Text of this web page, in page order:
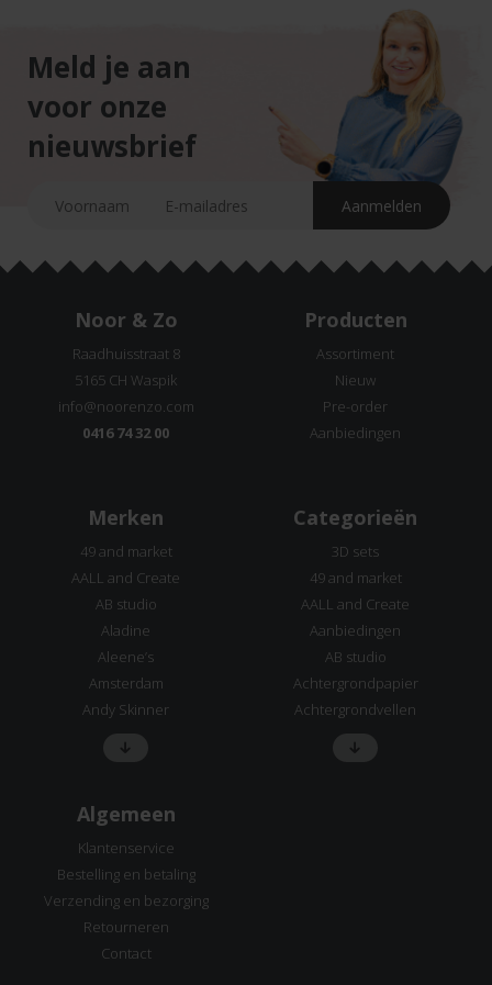
Meld je aan
voor onze
nieuwsbrief
Noor & Zo
Raadhuisstraat 8
5165 CH Waspik
info@noorenzo.com
0416 74 32 00
Producten
Assortiment
Nieuw
Pre-order
Aanbiedingen
Merken
49 and market
AALL and Create
AB studio
Aladine
Aleene’s
Amsterdam
Andy Skinner
Categorieën
3D sets
49 and market
AALL and Create
Aanbiedingen
AB studio
Achtergrondpapier
Achtergrondvellen
Algemeen
Klantenservice
Bestelling en betaling
Verzending en bezorging
Retourneren
Contact